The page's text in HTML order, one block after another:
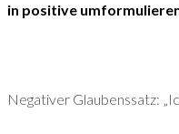
in positive
Negativer Glaubenssatz: